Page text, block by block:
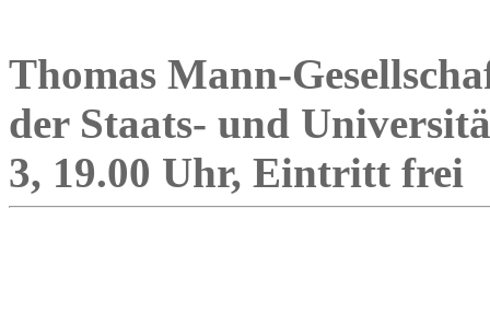
Thomas Mann-
der Staats- und
3, 19.00 Uhr, Eintritt frei